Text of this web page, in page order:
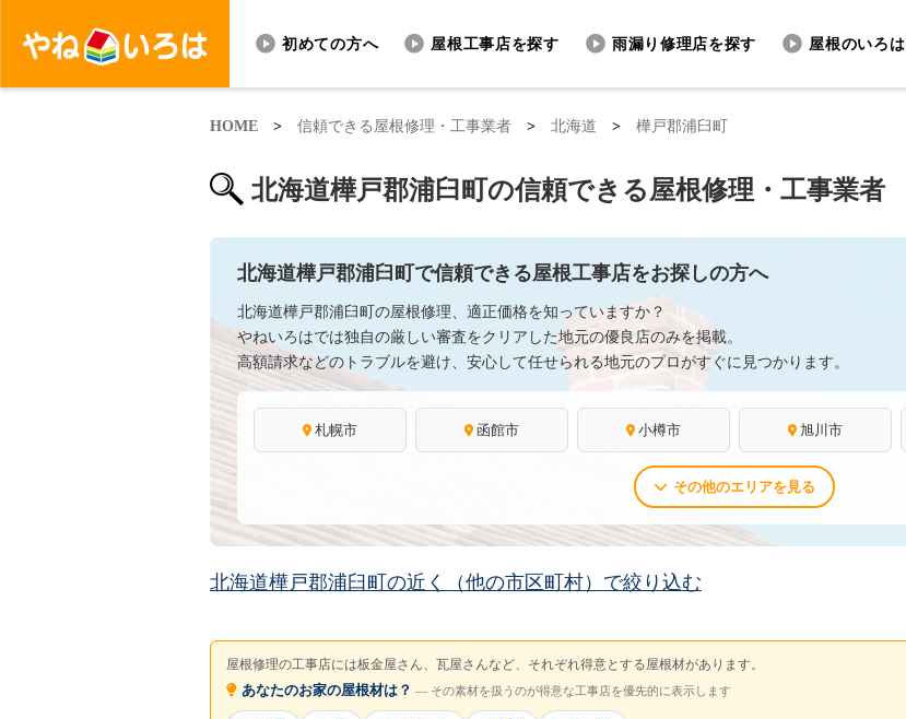
初めての方へ 屋根工事店を探す 雨漏り修理店を探す 屋根のいろは
HOME > 信頼できる屋根修理・工事業者 > 北海道 > 樺戸郡浦臼町
北海道樺戸郡浦臼町の信頼できる屋根修理・工事業者
北海道樺戸郡浦臼町で信頼できる屋根工事店をお探しの方へ
北海道樺戸郡浦臼町の屋根修理、適正価格を知っていますか？
やねいろはでは独自の厳しい審査をクリアした地元の優良店のみを掲載。
高額請求などのトラブルを避け、安心して任せられる地元のプロがすぐに見つかります。
札幌市 函館市 小樽市 旭川市
その他のエリアを見る
北海道樺戸郡浦臼町の近く（他の市区町村）で絞り込む
屋根修理の工事店には板金屋さん、瓦屋さんなど、それぞれ得意とする屋根材があります。
あなたのお家の屋根材は？ ― その素材を扱うのが得意な工事店を優先的に表示します